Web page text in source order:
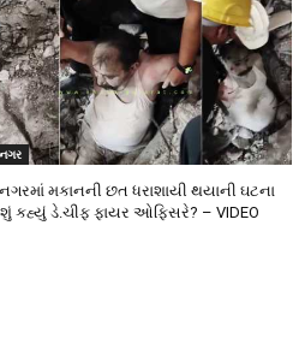
મકાનની છત ધરાશાયી થયાની ઘટના
કહ્યું ડે.ચીફ ફાયર ઓફિસરે? – VIDEO